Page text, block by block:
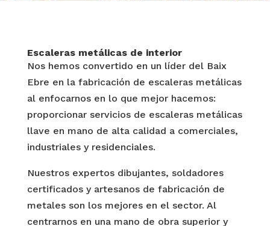
Escaleras metálicas de interior
Nos hemos convertido en un líder del Baix
Ebre en la fabricación de escaleras metálicas
al enfocarnos en lo que mejor hacemos:
proporcionar servicios de escaleras metálicas
llave en mano de alta calidad a comerciales,
industriales y residenciales.
Nuestros expertos dibujantes, soldadores
certificados y artesanos de fabricación de
metales son los mejores en el sector. Al
centrarnos en una mano de obra superior y